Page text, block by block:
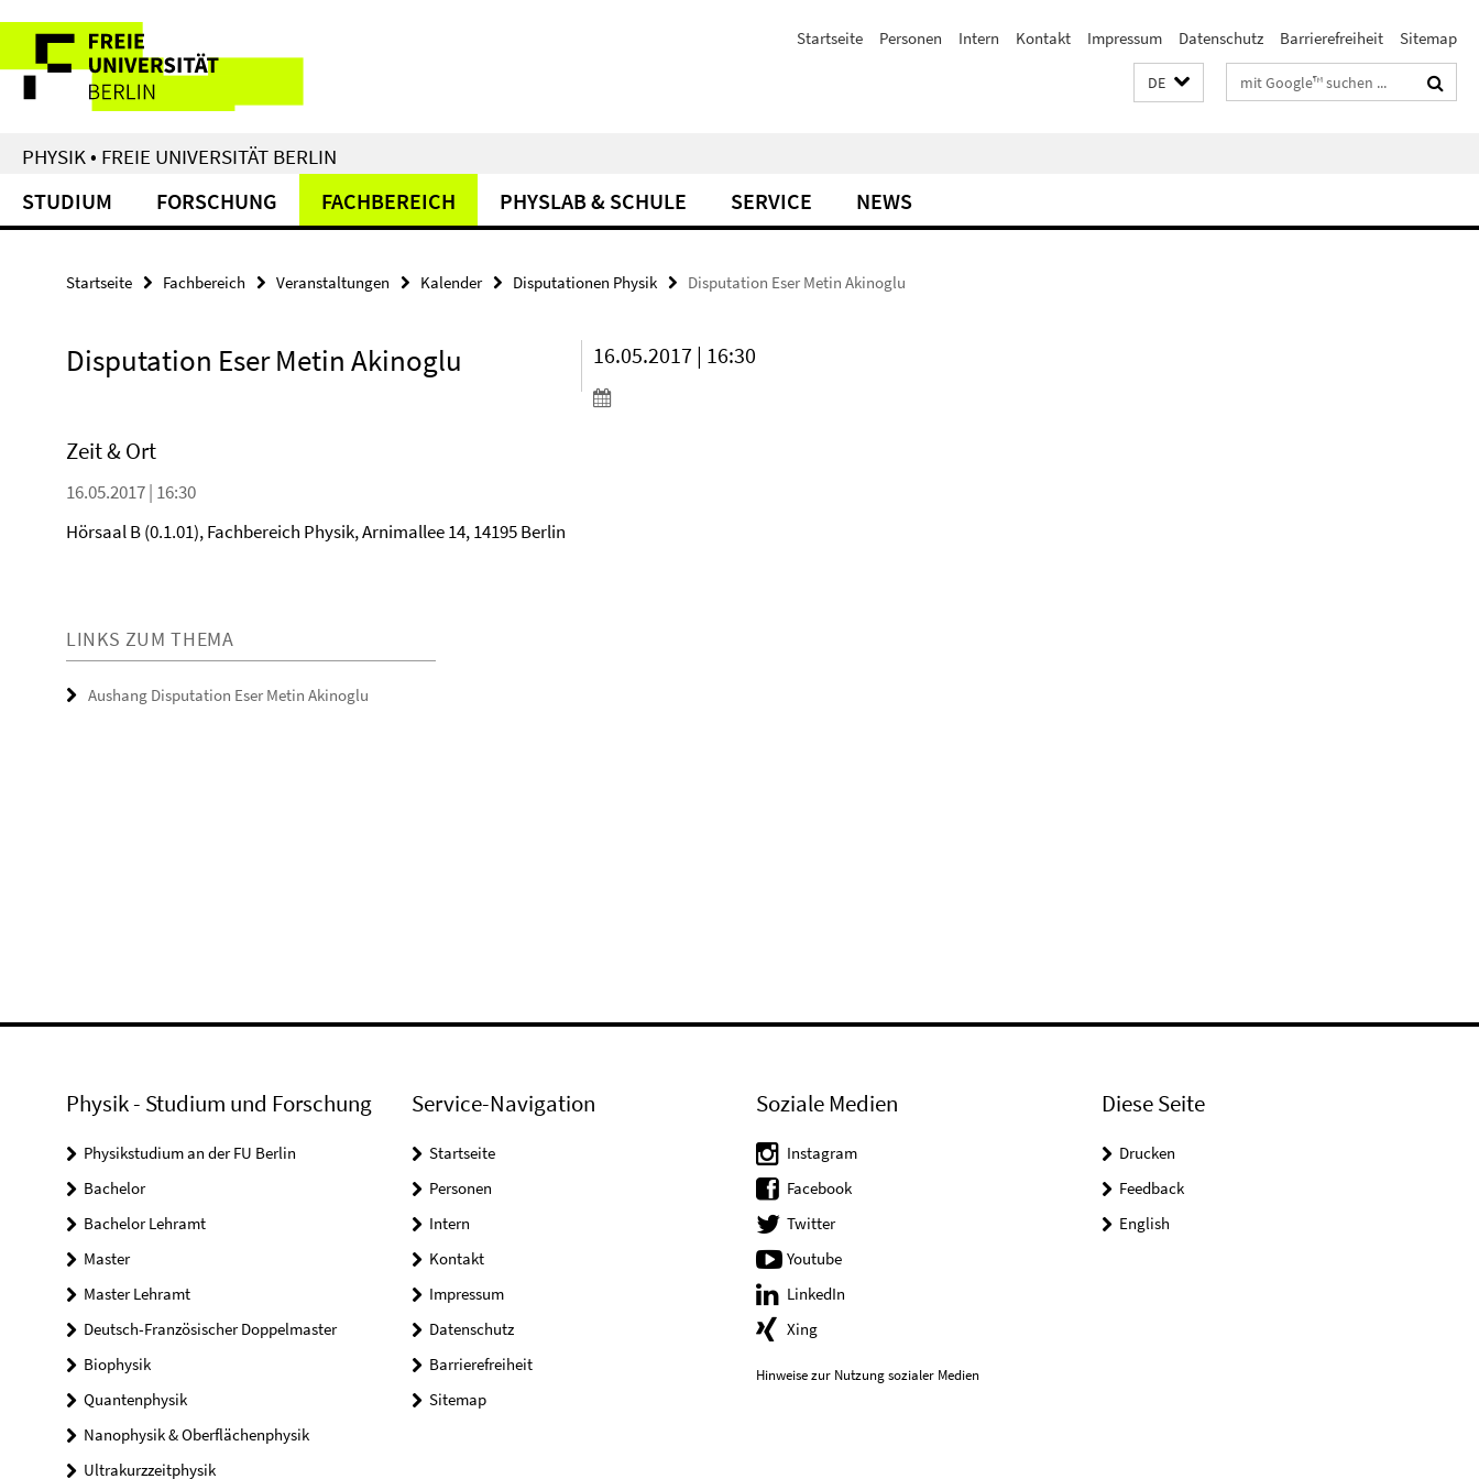
direkt
zu
Inhalt
Service-
Navigation
Startseite Personen Intern Kontakt Impressum Datenschutz Barrierefreiheit Sitemap
DE Suchbegriffe
PHYSIK • FREIE UNIVERSITÄT BERLIN
STUDIUM FORSCHUNG FACHBEREICH PHYSLAB & SCHULE SERVICE NEWS
Startseite Fachbereich Veranstaltungen Kalender Disputationen Physik Disputation Eser Metin Akinoglu
Disputation Eser Metin Akinoglu 16.05.2017 | 16:30
Zeit & Ort
16.05.2017 | 16:30
Hörsaal B (0.1.01), Fachbereich Physik, Arnimallee 14, 14195 Berlin
LINKS ZUM THEMA
Aushang Disputation Eser Metin Akinoglu
Physik - Studium und Forschung
Physikstudium an der FU Berlin
Bachelor
Bachelor Lehramt
Master
Master Lehramt
Deutsch-Französischer Doppelmaster
Biophysik
Quantenphysik
Nanophysik & Oberflächenphysik
Ultrakurzzeitphysik
Service-Navigation
Startseite
Personen
Intern
Kontakt
Impressum
Datenschutz
Barrierefreiheit
Sitemap
Soziale Medien
Instagram
Facebook
Twitter
Youtube
LinkedIn
Xing
Hinweise zur Nutzung sozialer Medien
Diese Seite
Drucken
Feedback
English